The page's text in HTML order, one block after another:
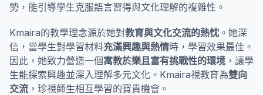
勢，能引導學生克服語言習得與文化理解的複雜性。
Kmaira的教學理念源於她對教育與文化交流的熱忱 。她深
信，當學生對學習材料充滿興趣與熱情時，學習效果最佳。
因此，她致力營造一個寓教於樂且富有挑戰性的環境 ，讓學
生能探索興趣並深入理解多元文化。Kmaira視教育為雙向
交流 ，珍視師生相互學習的寶貴機會。